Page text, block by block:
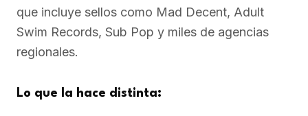
que incluye sellos como Mad Decent, Adult
Swim Records, Sub Pop y miles de agencias
regionales.
Lo que la hace distinta: